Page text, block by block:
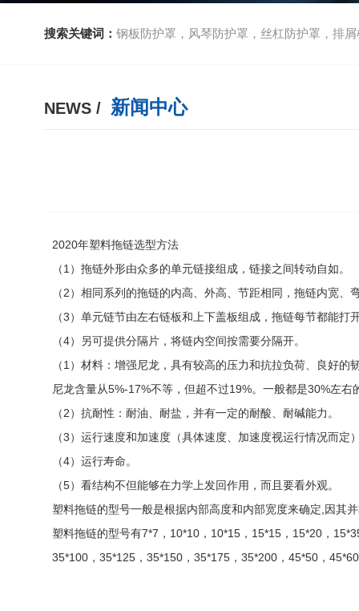
搜索关键词： 钢板防护罩，风琴防护罩，丝杠防护罩，排屑机
NEWS / 新闻中心
2020年塑料拖链选型方法
（1）拖链外形由众多的单元链接组成，链接之间转动自如。
（2）相同系列的拖链的内高、外高、节距相同，拖链内宽、
（3）单元链节由左右链板和上下盖板组成，拖链每节都能
（4）另可提供分隔片，将链内空间按需要分隔开。
（1）材料：增强尼龙，具有较高的压力和抗拉负荷、良好
尼龙含量从5%-17%不等，但超不过19%。一般都是30%左右
（2）抗耐性：耐油、耐盐，并有一定的耐酸、耐碱能力。
（3）运行速度和加速度（具体速度、加速度视运行情况而定
（4）运行寿命。
（5）看结构不但能够在力学上发回作用，而且要看外观。
塑料拖链的型号一般是根据内部高度和内部宽度来确定,因其
塑料拖链的型号有7*7，10*10，10*15，15*15，15*20，
35*100，35*125，35*150，35*175，35*200，45*50，